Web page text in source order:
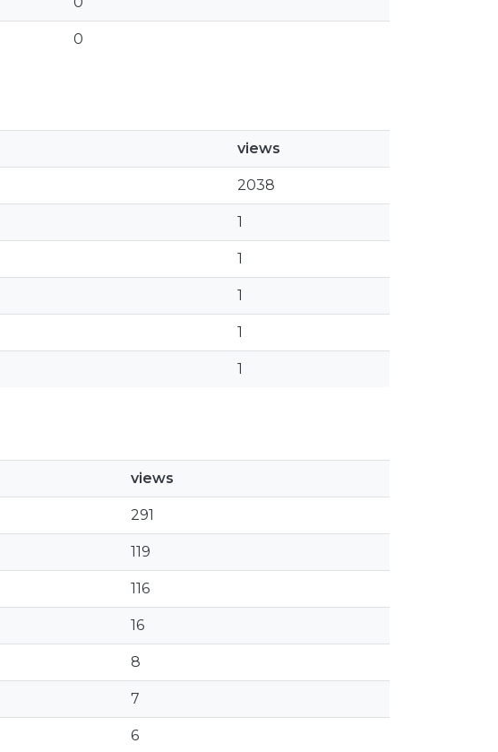
0
views
2038
1
1
1
1
1
views
291
119
116
16
8
7
6